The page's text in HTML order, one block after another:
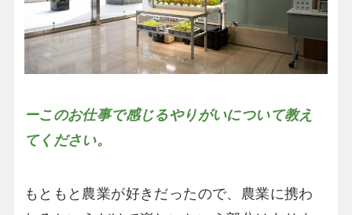
ーこのお仕事で感じるやりがいについて教え
てください。
もともと農業が好きだったので、農業に携わ